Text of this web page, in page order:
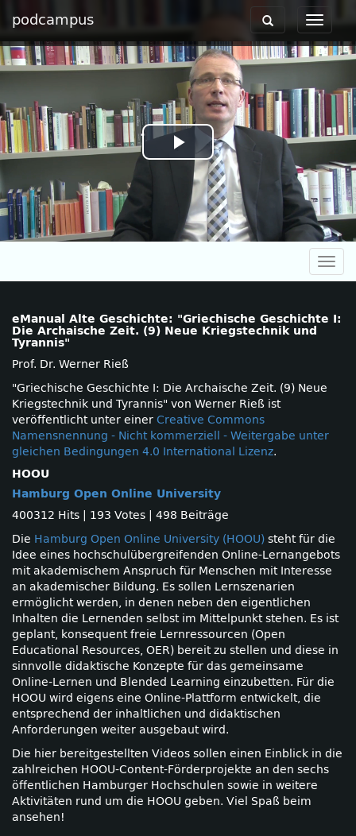
podcampus
Toggle
Toggle
navigation
Play
Video
eManual Alte Geschichte: "Griechische Geschichte I:
Die Archaische Zeit. (9) Neue Kriegstechnik und
Tyrannis"
Prof. Dr. Werner Rieß
"Griechische Geschichte I: Die Archaische Zeit. (9) Neue
Kriegstechnik und Tyrannis" von Werner Rieß ist
veröffentlicht unter einer Creative Commons
Namensnennung - Nicht kommerziell - Weitergabe unter
gleichen Bedingungen 4.0 International Lizenz.
HOOU
Hamburg Open Online University
400312 Hits
193 Votes
498 Beiträge
Die Hamburg Open Online University (HOOU) steht für die
Idee eines hochschulübergreifenden Online-Lernangebots
mit akademischem Anspruch für Menschen mit Interesse
an akademischer Bildung. Es sollen Lernszenarien
ermöglicht werden, in denen neben den eigentlichen
Inhalten die Lernenden selbst im Mittelpunkt stehen. Es ist
geplant, konsequent freie Lernressourcen (Open
Educational Resources, OER) bereit zu stellen und diese in
sinnvolle didaktische Konzepte für das gemeinsame
Online-Lernen und Blended Learning einzubetten. Für die
HOOU wird eigens eine Online-Plattform entwickelt, die
entsprechend der inhaltlichen und didaktischen
Anforderungen weiter ausgebaut wird.
Die hier bereitgestellten Videos sollen einen Einblick in die
zahlreichen HOOU-Content-Förderprojekte an den sechs
öffentlichen Hamburger Hochschulen sowie in weitere
Aktivitäten rund um die HOOU geben. Viel Spaß beim
ansehen!